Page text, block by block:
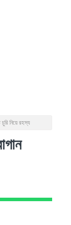
চুরি নিয়ে রহস্য